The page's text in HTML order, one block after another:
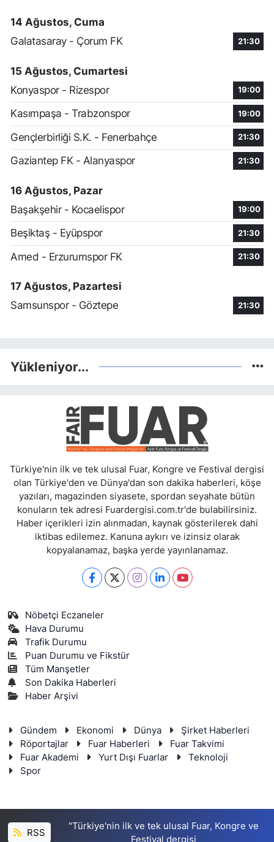
14 Ağustos, Cuma
Galatasaray - Çorum FK
21:30
15 Ağustos, Cumartesi
Konyaspor - Rizespor
19:00
Kasımpaşa - Trabzonspor 19:00
Gençlerbirliği S.K. - Fenerbahçe 21:30
Gaziantep FK - Alanyaspor 21:30
16 Ağustos, Pazar
Başakşehir - Kocaelispor
19:00
Beşiktaş - Eyüpspor 21:30
Amed - Erzurumspor FK 21:30
17 Ağustos, Pazartesi
Samsunspor - Göztepe
21:30
Yükleniyor...
Türkiye'nin ilk ve tek ulusal Fuar, Kongre ve Festival dergisi
olan Türkiye'den ve Dünya'dan son dakika haberleri, köşe
yazıları, magazinden siyasete, spordan seyahate bütün
konuların tek adresi Fuardergisi.com.tr'de bulabilirsiniz.
Haber içerikleri izin alınmadan, kaynak gösterilerek dahi
iktibas edilemez. Kanuna aykırı ve izinsiz olarak
kopyalanamaz, başka yerde yayınlanamaz.
Nöbetçi Eczaneler
Hava Durumu
Trafik Durumu
Puan Durumu ve Fikstür
Tüm Manşetler
Son Dakika Haberleri
Haber Arşivi
Gündem Ekonomi Dünya
Şirket Haberleri
Röportajlar
Fuar Haberleri
Fuar Takvimi
Fuar Akademi
Yurt Dışı Fuarlar
Teknoloji
Spor
RSS
"Türkiye'nin ilk ve tek ulusal Fuar, Kongre ve
Festival dergisi